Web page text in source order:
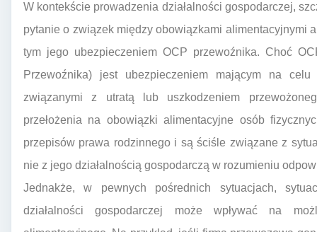
W kontekście prowadzenia działalności gospodarczej,
pytanie o związek między obowiązkami alimentacyjnymi
tym jego ubezpieczeniem OCP przewoźnika. Choć
Przewoźnika) jest ubezpieczeniem mającym na
związanymi z utratą lub uszkodzeniem
przełożenia na obowiązki alimentacyjne osób
przepisów prawa rodzinnego i są ściśle związane z
nie z jego działalnością gospodarczą w rozumieniu
Jednakże, w pewnych pośrednich sytuacjach,
działalności gospodarczej może wpływać na